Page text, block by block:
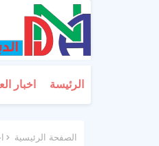
الرئيسة اخبار
الصفحة الرئيسية